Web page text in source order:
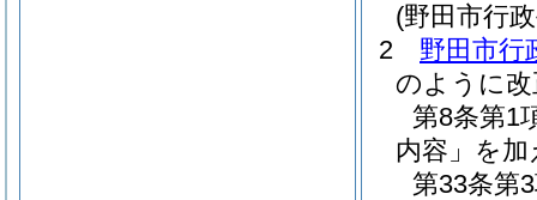
(野田市行
2
野田市行
のように
第8条第1
内容」を加
第33条第